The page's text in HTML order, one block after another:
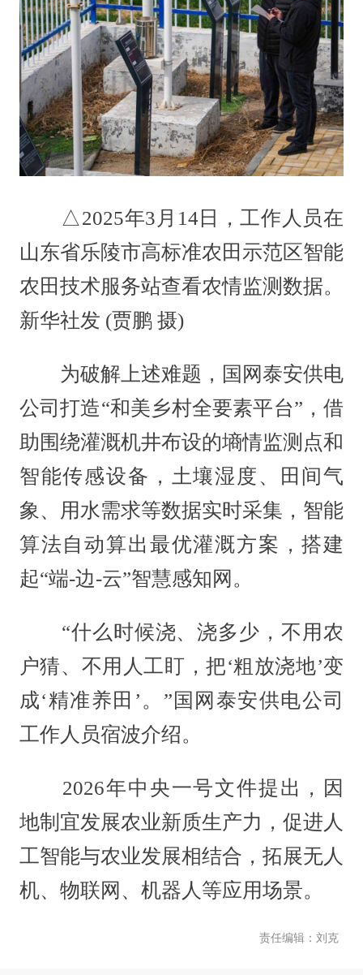
△2025年3月14日，工作人员在
山东省乐陵市高标准农田示范区智能
农田技术服务站查看农情监测数据。
新华社发 (贾鹏 摄)
为破解上述难题，国网泰安供电
公司打造“和美乡村全要素平台”，借
助围绕灌溉机井布设的墒情监测点和
智能传感设备，土壤湿度、田间气
象、用水需求等数据实时采集，智能
算法自动算出最优灌溉方案，搭建
起“端-边-云”智慧感知网。
“什么时候浇、浇多少，不用农
户猜、不用人工盯，把‘粗放浇地’变
成‘精准养田’。”国网泰安供电公司
工作人员宿波介绍。
2026年中央一号文件提出，因
地制宜发展农业新质生产力，促进人
工智能与农业发展相结合，拓展无人
机、物联网、机器人等应用场景。
责任编辑：刘克